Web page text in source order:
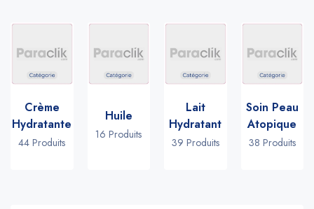
Crème
Hydratante
44 Produits
Huile
16 Produits
Lait
Hydratant
39 Produits
Soin Peau
Atopique
38 Produits